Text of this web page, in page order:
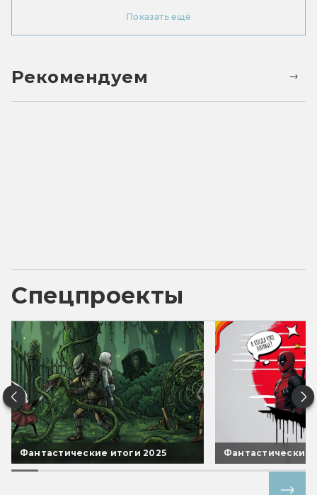
Показать ещё
Рекомендуем
Спецпроекты
Фантастические итоги 2025 Фантастические